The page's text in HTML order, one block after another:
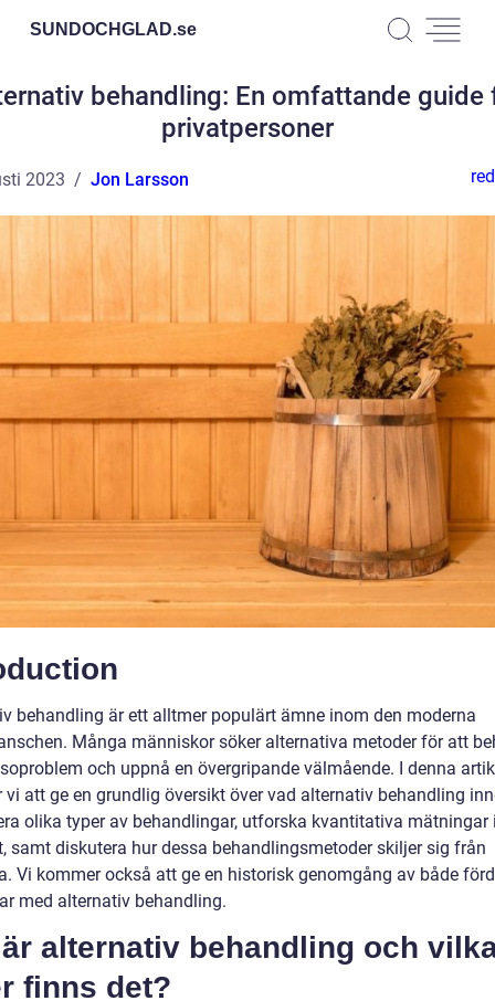
SUNDOCHGLAD.se
behandling: En omfattande guide
privatpersoner
2023 Jon Larsson
behandling är ett alltmer populärt ämne inom den moderna
Många människor söker alternativa metoder för att
och uppnå en övergripande välmående. I denna
vi att ge en grundlig översikt över vad alternativ behandling
olika typer av behandlingar, utforska kvantitativa mätningar
samt diskutera hur dessa behandlingsmetoder skiljer sig från
Vi kommer också att ge en historisk genomgång av både
med alternativ behandling.
alternativ behandling och
finns det?